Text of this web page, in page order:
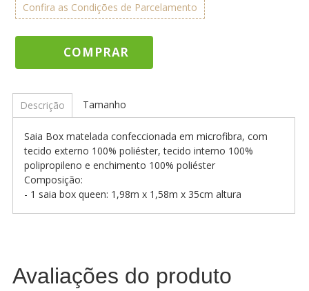
Confira as Condições de Parcelamento
COMPRAR
Descrição
Saia Box matelada confeccionada em microfibra, com
tecido externo 100% poliéster, tecido interno 100%
polipropileno e enchimento 100% poliéster
Composição:
- 1 saia box queen: 1,98m x 1,58m x 35cm altura
Tamanho
Avaliações do produto